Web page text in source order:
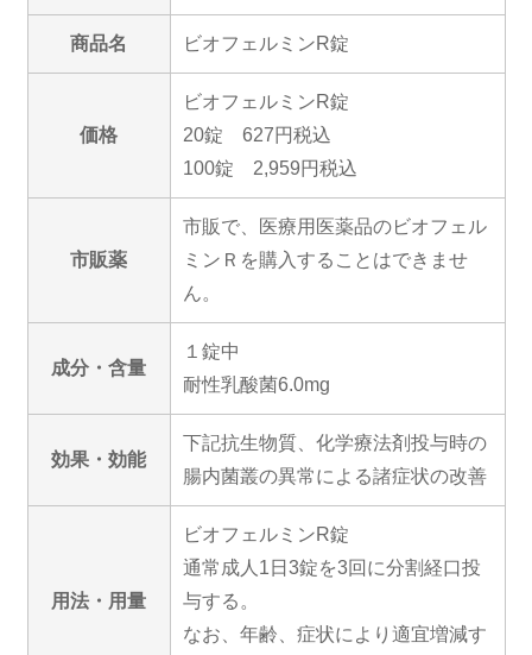
商品名 ビオフェルミンR錠
価格
ビオフェルミンR錠
20錠 627円税込
100錠 2,959円税込
市販薬
市販で、医療用医薬品のビオフェル
ミンＲを購入することはできませ
ん。
成分・含量
１錠中
耐性乳酸菌6.0mg
効果・効能
下記抗生物質、化学療法剤投与時の
腸内菌叢の異常による諸症状の改善
用法・用量
ビオフェルミンR錠
通常成人1日3錠を3回に分割経口投
与する。
なお、年齢、症状により適宜増減す